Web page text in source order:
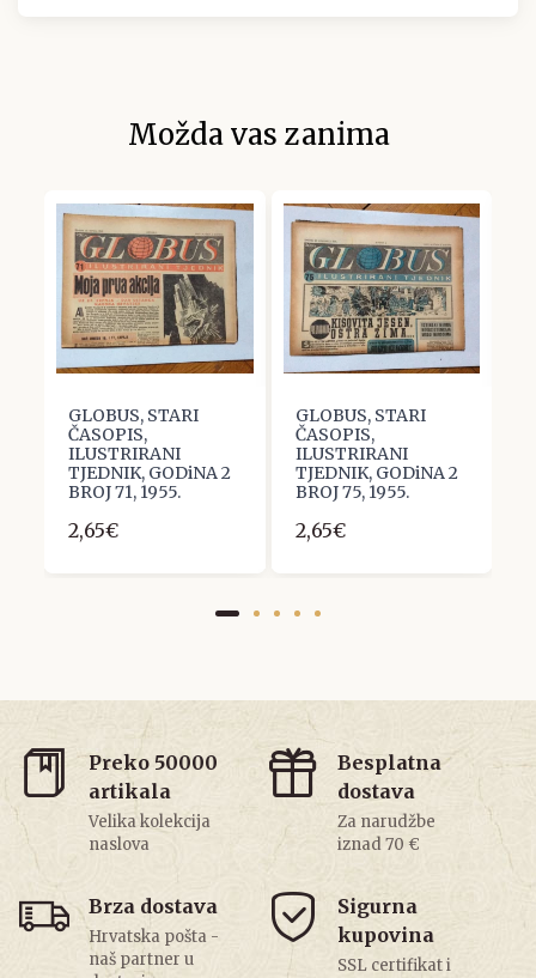
Možda vas zanima
GLOBUS, STARI
ČASOPIS,
ILUSTRIRANI
TJEDNIK, GODiNA 2
BROJ 71, 1955.
2,65€
GLOBUS, STARI
ČASOPIS,
ILUSTRIRANI
TJEDNIK, GODiNA 2
BROJ 75, 1955.
2,65€
Preko 50000
artikala
Velika kolekcija
naslova
Besplatna
dostava
Za narudžbe
iznad 70 €
Brza dostava
Hrvatska pošta -
naš partner u
Sigurna
kupovina
SSL certifikat i